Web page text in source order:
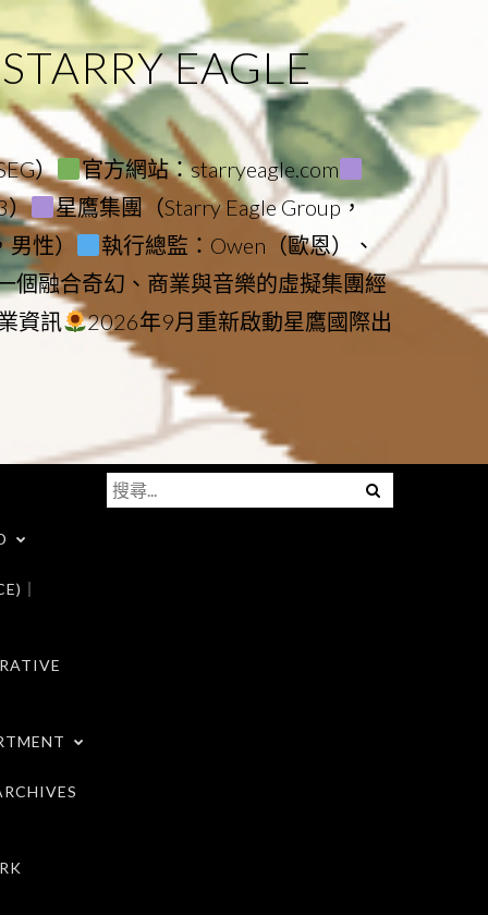
EAGLE
）
官方網站：starryeagle.com
）
星鷹集團（Starry Eagle Group，
性）
執行總監：Owen（歐恩）、
個融合奇幻、商業與音樂的虛擬集團經
資訊
2026年9月重新啟動星鷹國際出
｜
Menu
搜
尋